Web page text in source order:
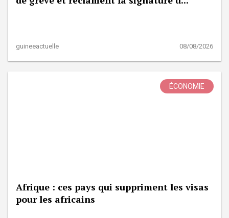
guineeactuelle 08/08/2026
ÉCONOMIE
Afrique : ces pays qui suppriment les visas
pour les africains